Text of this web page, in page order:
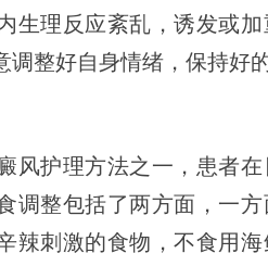
生理反应紊乱，诱发或
调整好自身情绪，保持好
护理方法之一，患者在
调整包括了两方面，一
辣刺激的食物，不食用